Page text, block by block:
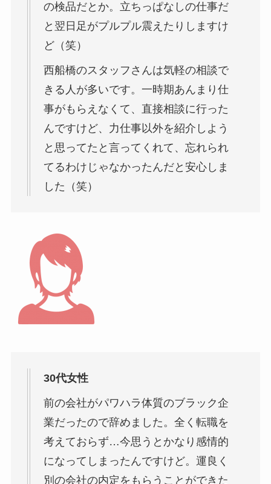
の検品だとか。立ちっぱなしの仕事だ
と翌日足がプルプル震えたりしますけ
ど（笑）
西船橋のスタッフさんは気軽の相談で
きる人が多いです。一時期あんまり仕
事がもらえなくて、直接相談に行った
んですけど、力仕事以外を紹介しよう
と思ってたと言ってくれて、忘れられ
てるわけじゃなかったんだと安心しま
した（笑）
30代女性
前の会社がパワハラ体質のブラック企
業だったので辞めました。全く転職を
考えておらず…今思うとかなり感情的
になってしまったんですけど。運良く
別の会社の内定をもらうことができた